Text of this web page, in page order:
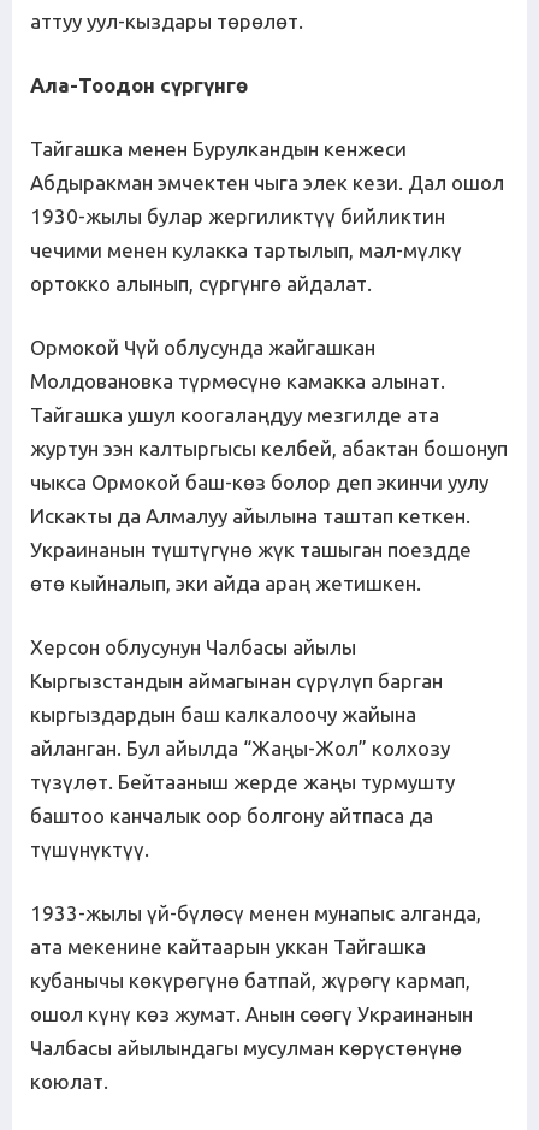
аттуу уул-кыздары төрөлөт.
Ала-Тоодон сүргүнгө
Тайгашка менен Бурулкандын кенжеси
Абдыракман эмчектен чыга элек кези. Дал ошол
1930-жылы булар жергиликтүү бийликтин
чечими менен кулакка тартылып, мал-мүлкү
ортокко алынып, сүргүнгө айдалат.
Ормокой Чүй облусунда жайгашкан
Молдовановка түрмөсүнө камакка алынат.
Тайгашка ушул коогалаңдуу мезгилде ата
журтун ээн калтыргысы келбей, абактан бошонуп
чыкса Ормокой баш-көз болор деп экинчи уулу
Искакты да Алмалуу айылына таштап кеткен.
Украинанын түштүгүнө жүк ташыган поездде
өтө кыйналып, эки айда араң жетишкен.
Херсон облусунун Чалбасы айылы
Кыргызстандын аймагынан сүрүлүп барган
кыргыздардын баш калкалоочу жайына
айланган. Бул айылда “Жаңы-Жол” колхозу
түзүлөт. Бейтааныш жерде жаңы турмушту
баштоо канчалык оор болгону айтпаса да
түшүнүктүү.
1933-жылы үй-бүлөсү менен мунапыс алганда,
ата мекенине кайтаарын уккан Тайгашка
кубанычы көкүрөгүнө батпай, жүрөгү кармап,
ошол күнү көз жумат. Анын сөөгү Украинанын
Чалбасы айылындагы мусулман көрүстөнүнө
коюлат.